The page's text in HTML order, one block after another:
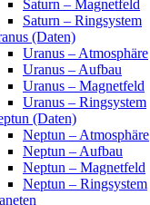
Saturn – Magnetfeld
Saturn – Ringsystem
(Daten)
Uranus – Atmosphäre
Uranus – Aufbau
Uranus – Magnetfeld
Uranus – Ringsystem
(Daten)
Neptun – Atmosphäre
Neptun – Aufbau
Neptun – Magnetfeld
Neptun – Ringsystem